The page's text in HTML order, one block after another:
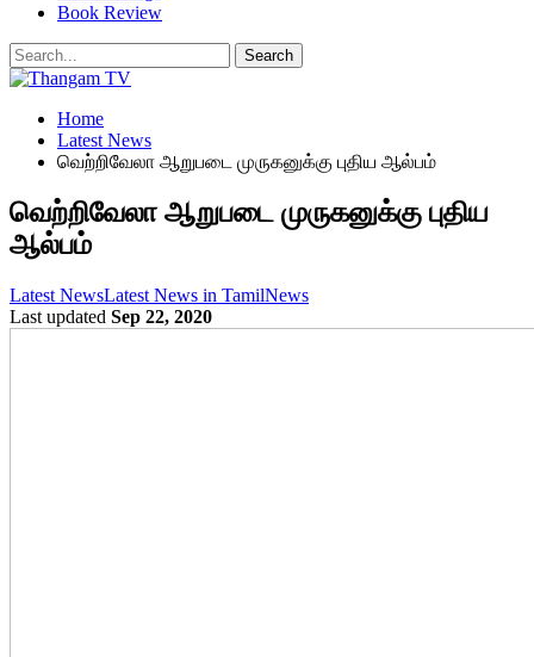
Book Review
Home
Latest News
வெற்றிவேலா ஆறுபடை முருகனுக்கு புதிய ஆல்பம்
வெற்றிவேலா ஆறுபடை முருகனுக்கு புதிய
ஆல்பம்
Latest NewsLatest News in TamilNews
Last updated Sep 22, 2020